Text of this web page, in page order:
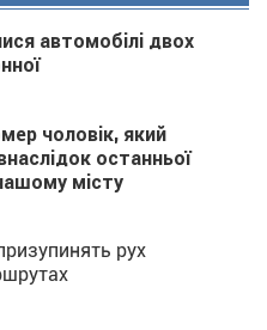
автомобілі двох
чоловік, який
останньої
місту
рух